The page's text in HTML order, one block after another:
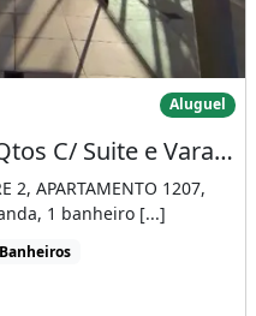
Qtos C/ Suite e Varanda
Aluguel
Aluguel Gamaggiore 2 Qtos C/ Suite e Varanda
2, APARTAMENTO 1207,
1 banheiro [...]